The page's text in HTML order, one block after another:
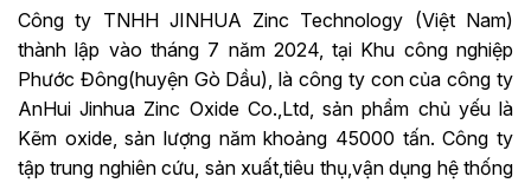
Công ty TNHH JINHUA Zinc Technology (Việt Nam)
thành lập vào tháng 7 năm 2024, tại Khu công nghiệp
Phước Đông(huyện Gò Dầu), là công ty con của công ty
AnHui Jinhua Zinc Oxide Co.,Ltd, sản phẩm chủ yếu là
Kẽm oxide, sản lượng năm khoảng 45000 tấn. Công ty
tập trung nghiên cứu, sản xuất,tiêu thụ,vận dụng hệ thống